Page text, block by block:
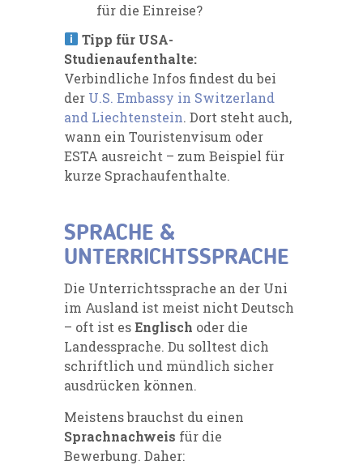
für die Einreise?
Tipp für USA-
Studienaufenthalte:
Verbindliche Infos findest du bei
der U.S. Embassy in Switzerland
and Liechtenstein. Dort steht auch,
wann ein Touristenvisum oder
ESTA ausreicht – zum Beispiel für
kurze Sprachaufenthalte.
SPRACHE &
UNTERRICHTSSPRACHE
Die Unterrichtssprache an der Uni
im Ausland ist meist nicht Deutsch
– oft ist esEnglisch oder die
Landessprache. Du solltest dich
schriftlich und mündlich sicher
ausdrücken können.
Meistens brauchst du einen
Sprachnachweis für die
Bewerbung. Daher: